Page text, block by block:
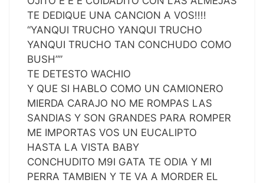
TE DEDIQUE UNA CANCION A VOS!!!!
“YANQUI TRUCHO YANQUI TRUCHO
YANQUI TRUCHO TAN CONCHUDO COMO
BUSH””
TE DETESTO WACHIO
Y QUE SI HABLO COMO UN CAMIONERO
MIERDA CARAJO NO ME ROMPAS LAS
SANDIAS Y SON GRANDES PARA ROMPER
ME IMPORTAS VOS UN EUCALIPTO
HASTA LA VISTA BABY
CONCHUDITO M9I GATA TE ODIA Y MI
PERRA TAMBIEN Y TE VA A MORDER EL